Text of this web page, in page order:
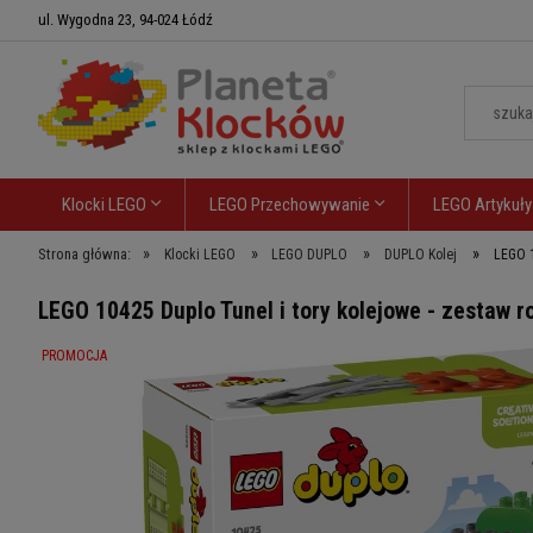
ul. Wygodna 23, 94-024 Łódź
Klocki LEGO LEGO Przechowywanie LEGO
Strona główna: » Klocki LEGO » LEGO DUPLO » DUPLO Kolej »
LEGO 10425 Duplo Tunel i tory kolejowe - zestaw
PROMOCJA